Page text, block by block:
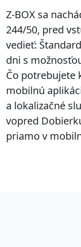
Z-BOX sa
244/50, pred
vedieť:
dni s
Čo potrebujete
mobilnú
a lokalizačné
vopred
priamo v